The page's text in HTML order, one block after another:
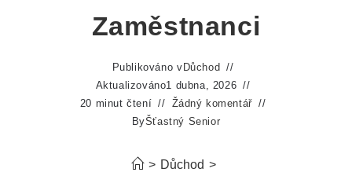
Zaměstnanci
Publikováno v Důchod
Aktualizováno1 dubna, 2026
20 minut čtení
Žádný komentář
ByŠťastný Senior
> Důchod >